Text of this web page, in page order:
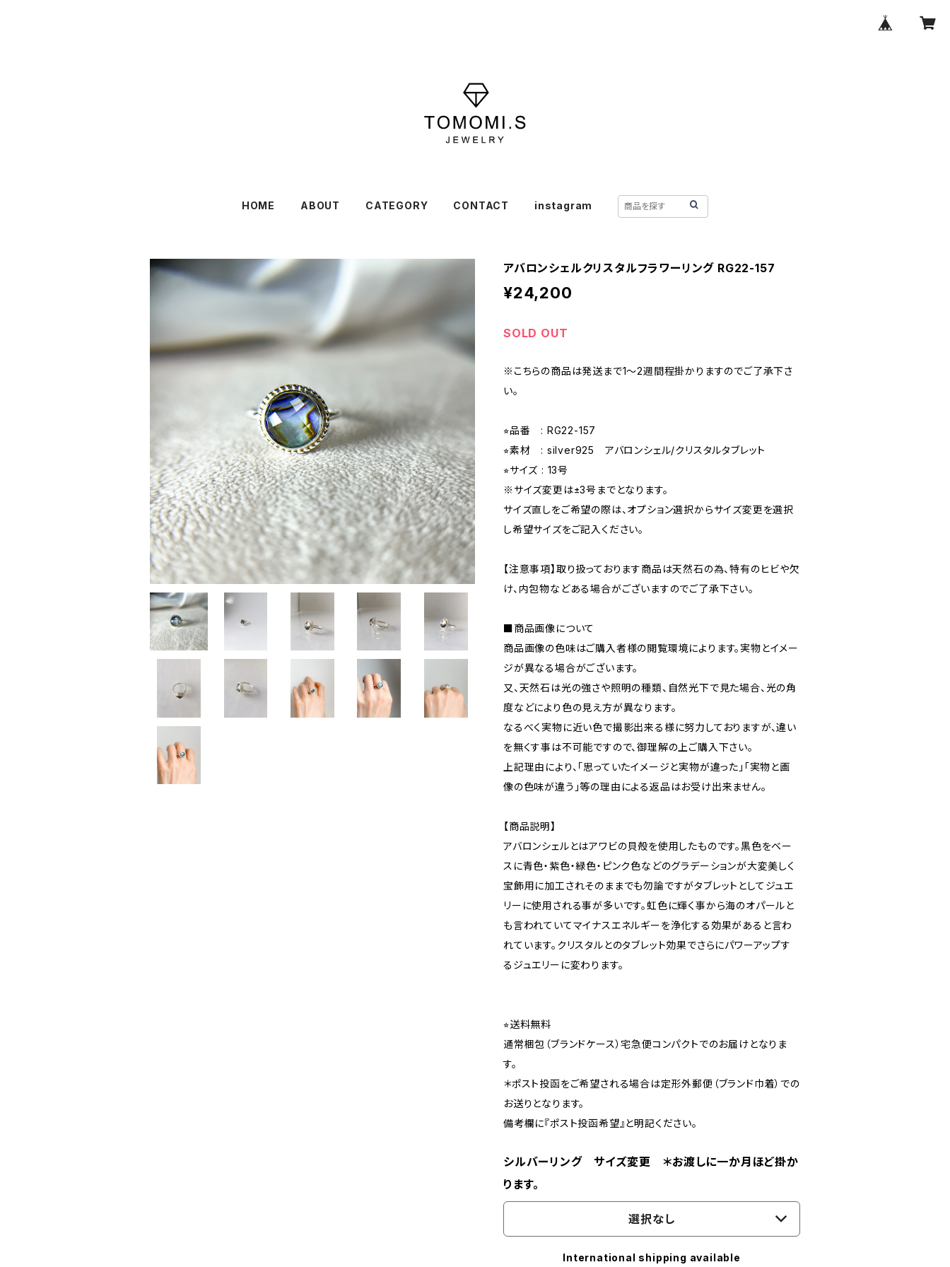
HOME ABOUT CATEGORY CONTACT instagram
アバロンシェルクリスタルフラワーリング RG22-157
¥24,200
SOLD OUT
※こちらの商品は発送まで1〜2週間程掛かりますのでご了承下さ
い。
⭐︎品番 : RG22-157
⭐︎素材 : silver925 アバロンシェル/クリスタルタブレット
⭐︎サイズ : 13号
※サイズ変更は±3号までとなります。
サイズ直しをご希望の際は、オプション選択からサイズ変更を選択
し希望サイズをご記入ください。
【注意事項】取り扱っております商品は天然石の為、特有のヒビや欠
け、内包物などある場合がございますのでご了承下さい。
■商品画像について
商品画像の色味はご購入者様の閲覧環境によります。実物とイメー
ジが異なる場合がございます。
又、天然石は光の強さや照明の種類、自然光下で見た場合、光の角
度などにより色の見え方が異なります。
なるべく実物に近い色で撮影出来る様に努力しておりますが、違い
を無くす事は不可能ですので、御理解の上ご購入下さい。
上記理由により、｢思っていたイメージと実物が違った｣｢実物と画
像の色味が違う｣等の理由による返品はお受け出来ません。
【商品説明】
アバロンシェルとはアワビの貝殻を使用したものです。黒色をベー
スに青色・紫色・緑色・ピンク色などのグラデーションが大変美しく
宝飾用に加工されそのままでも勿論ですがタブレットとしてジュエ
リーに使用される事が多いです。虹色に輝く事から海のオパールと
も言われていてマイナスエネルギーを浄化する効果があると言わ
れています。クリスタルとのタブレット効果でさらにパワーアップす
るジュエリーに変わります。
⭐︎送料無料
通常梱包（ブランドケース）宅急便コンパクトでのお届けとなりま
す。
＊ポスト投函をご希望される場合は定形外郵便（ブランド巾着）での
お送りとなります。
備考欄に『ポスト投函希望』と明記ください。
シルバーリング サイズ変更 ＊お渡しに一か月ほど掛か
ります。
選択なし
International shipping available